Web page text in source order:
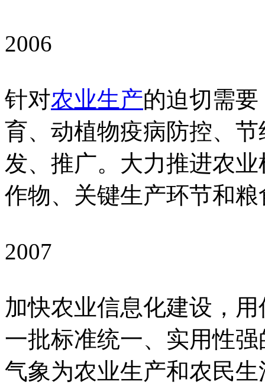
2006
针对农业生产的迫切需
育、动植物疫病防控、
发、推广。大力推进农
作物、关键生产环节和
2007
加快农业信息化建设，
一批标准统一、实用性
气象为农业生产和农民